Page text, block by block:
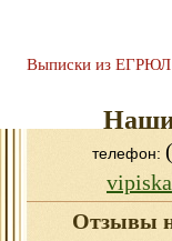
Выписки из ЕГРЮЛ
телефон:
Отзывы